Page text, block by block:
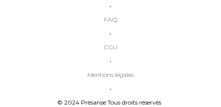
© 2024 Présanse Tous droits réservés
•
Mentions légales
•
CGU
•
FAQ
•